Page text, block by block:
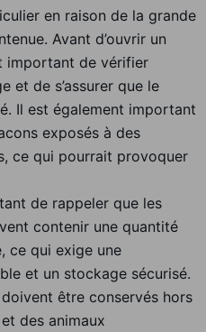
en raison de la grande
Avant d’ouvrir un
important de vérifier
et de s’assurer que le
Il est également important
exposés à des
ce qui pourrait provoquer
de rappeler que les
contenir une quantité
ce qui exige une
et un stockage sécurisé.
être conservés hors
des animaux